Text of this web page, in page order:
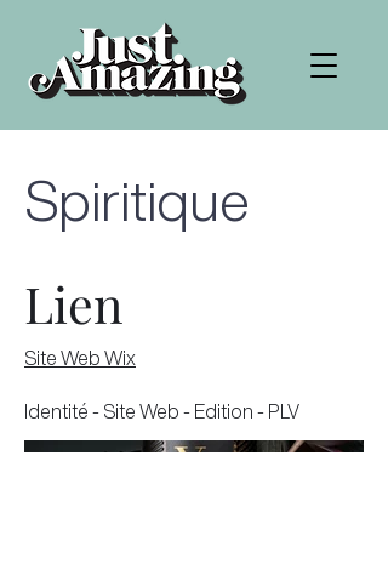
Spiritique
Lien
Site Web Wix
Identité - Site Web - Edition - PLV